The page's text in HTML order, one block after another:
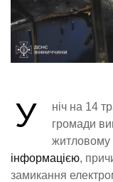
У
ніч на 14
громади
житловому
інформацією,
замикання